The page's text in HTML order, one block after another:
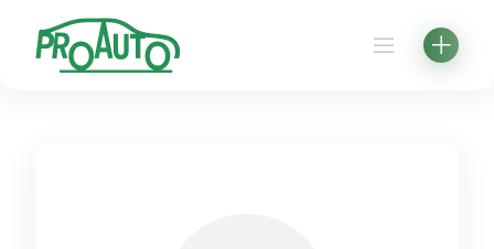
content